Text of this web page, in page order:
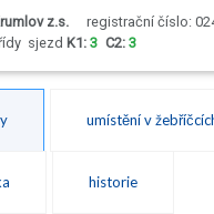
z.s.
registrační číslo:
sjezd K1: 3 C2: 3
umístění v
historie